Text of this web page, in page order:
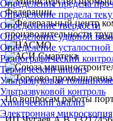
Определение предела
Определение предела
Определение твердости
Определение ударной
Определение
Радиографический
Термический анализ
Ультразвуковая
Ультразвуковой контроль
Химический анализ
Электронная микроскопия
По вопросам работы